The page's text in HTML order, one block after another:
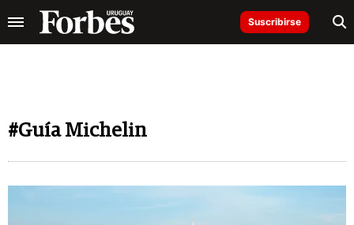
Suscribirse
#Guía Michelin